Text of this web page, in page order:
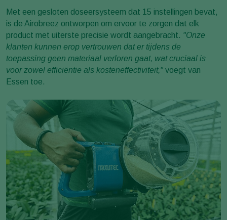
Met een gesloten doseersysteem dat 15 instellingen bevat,
is de Airobreez ontworpen om ervoor te zorgen dat elk
product met uiterste precisie wordt aangebracht. "Onze
klanten kunnen erop vertrouwen dat er tijdens de
toepassing geen materiaal verloren gaat, wat cruciaal is
voor zowel efficiëntie als kosteneffectiviteit," voegt van
Essen toe.